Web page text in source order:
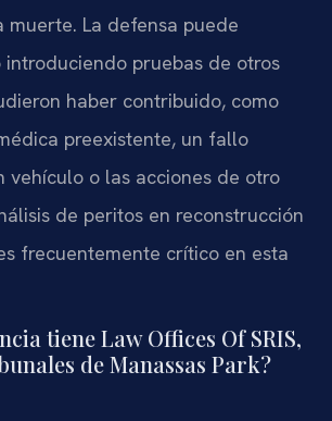
muerte. La defensa puede
introduciendo pruebas de otros
haber contribuido, como
preexistente, un fallo
vehículo o las acciones de otro
de peritos en reconstrucción
frecuentemente crítico en esta
tiene Law Offices Of SRIS,
de Manassas Park?